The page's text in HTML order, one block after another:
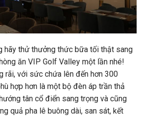
hãy thử thưởng thức bữa tối thật sang
ăn VIP Golf Valley một lần nhé!
rãi, với sức chứa lên đến hơn 300
hợp hơn là một bộ đèn áp trần thả
tân cổ điển sang trọng và cũng
quả pha lê buông dài, san sát, kết